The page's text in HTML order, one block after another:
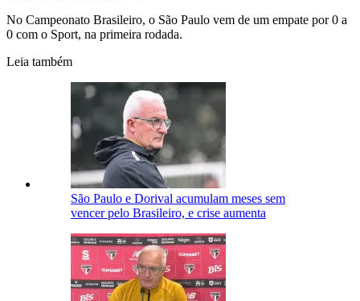
No Campeonato Brasileiro, o São Paulo vem de um empate por 0 a
0 com o Sport, na primeira rodada.
Leia também
São Paulo e Dorival acumulam meses sem
vencer pelo Brasileiro, e crise aumenta